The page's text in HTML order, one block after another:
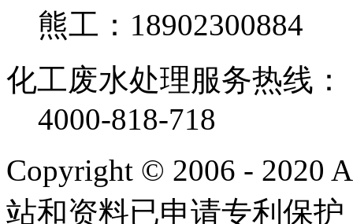
熊工：18902300884
化工废水处理服务热线：
4000-818-718
Copyright © 2006 - 2020
站和资料已申请专利保